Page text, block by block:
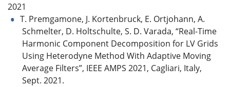
2021
T. Premgamone, J. Kortenbruck, E. Ortjohann, A.
Schmelter, D. Holtschulte, S. D. Varada, “Real-Time
Harmonic Component Decomposition for LV Grids
Using Heterodyne Method With Adaptive Moving
Average Filters”, IEEE AMPS 2021, Cagliari, Italy,
Sept. 2021.